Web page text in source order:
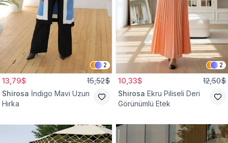
2
13,79$ 15,52$
Shirosa İndigo Mavi Uzun
Hırka
2
10,33$ 12,50$
Shirosa Ekru Piliseli Deri
Görünümlü Etek